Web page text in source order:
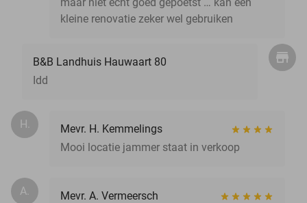
kleine renovatie zeker wel gebruiken
B&B Landhuis Hauwaart 80
Idd
H.
Mevr. H. Kemmelings
Mooi locatie jammer staat in verkoop
A.
Mevr. A. Vermeersch